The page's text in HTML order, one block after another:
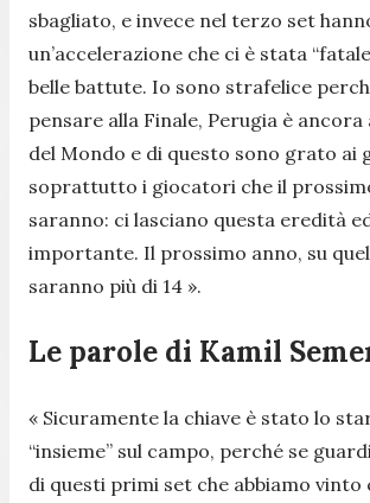
sbagliato, e invece nel terzo set
un’accelerazione che ci è stata
belle battute. Io sono strafelice
pensare alla Finale, Perugia è
del Mondo e di questo sono grato ai
soprattutto i giocatori che il
saranno: ci lasciano questa eredità
importante. Il prossimo anno, su
saranno più di 14 ».
Le parole di Kamil
« Sicuramente la chiave è stato lo
“insieme” sul campo, perché se
di questi primi set che abbiamo vinto